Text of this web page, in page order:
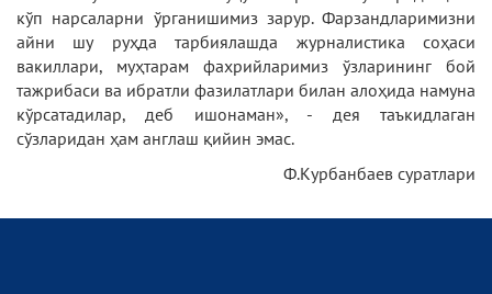
кўп нарсаларни ўрганишимиз зарур. Фарзандларимизни
айни шу руҳда тарбиялашда журналистика соҳаси
вакиллари, муҳтарам фахрийларимиз ўзларининг бой
тажрибаси ва ибратли фазилатлари билан алоҳида намуна
кўрсатадилар, деб ишонаман», - дея таъкидлаган
сўзларидан ҳам англаш қийин эмас.
Ф.Курбанбаев суратлари